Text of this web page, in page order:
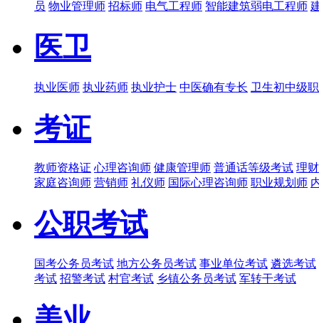
员 物业管理师 招标师 电气工程师 智能建筑弱电工程师
医卫
执业医师 执业药师 执业护士 中医确有专长 卫生初中级
考证
教师资格证 心理咨询师 健康管理师 普通话等级考试 理
家庭咨询师 营销师 礼仪师 国际心理咨询师 职业规划师
公职考试
国考公务员考试 地方公务员考试 事业单位考试 遴选考试
考试 招警考试 村官考试 乡镇公务员考试 军转干考试